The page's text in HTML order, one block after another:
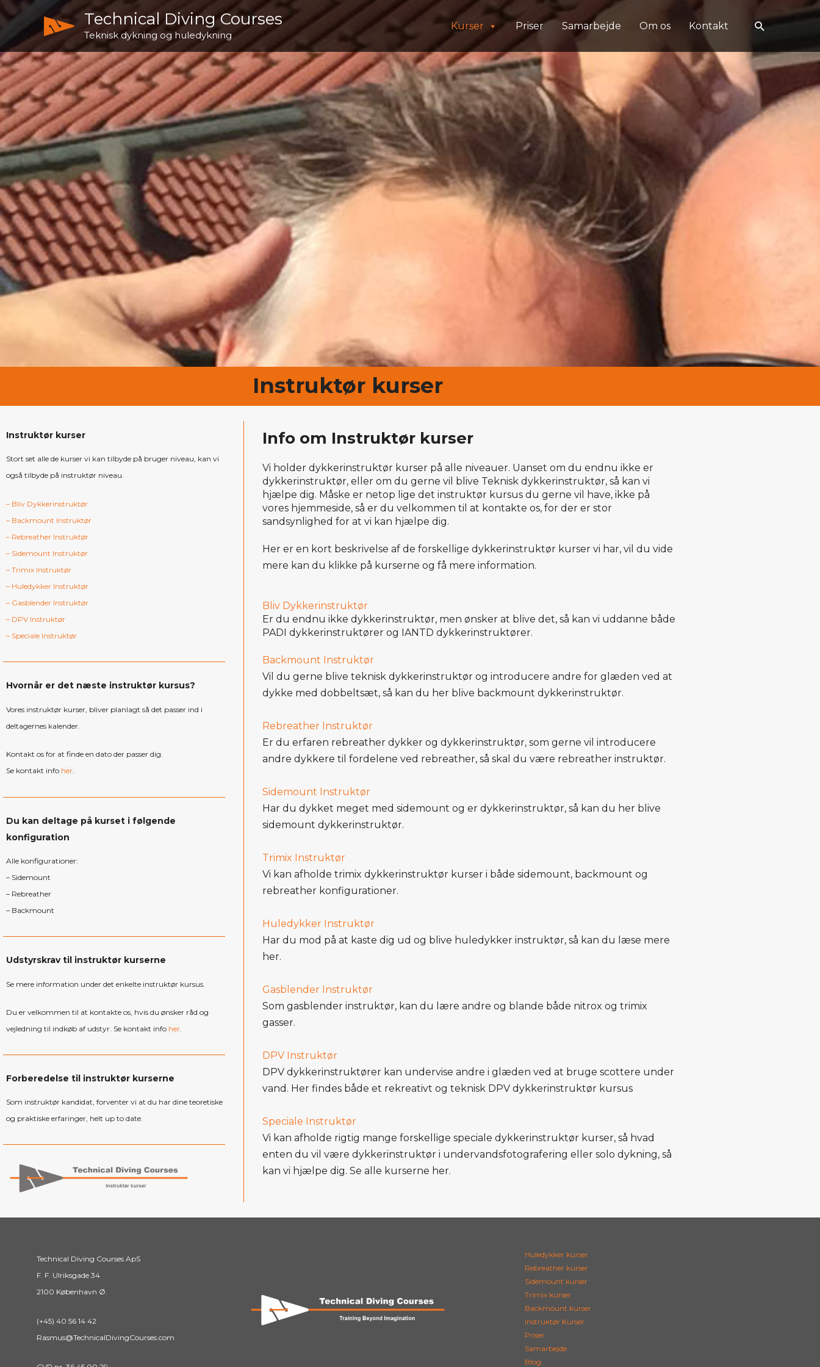
Technical Diving Courses
Teknisk dykning og huledykning
Kurser Priser Samarbejde Om os Kontakt
Instruktør kurser
Instruktør kurser
Stort set alle de kurser vi kan tilbyde på bruger niveau, kan vi
også tilbyde på instruktør niveau.
– Bliv Dykkerinstruktør
– Backmount Instruktør
– Rebreather Instruktør
– Sidemount Instruktør
– Trimix Instruktør
– Huledykker Instruktør
– Gasblender Instruktør
– DPV Instruktør
– Speciale Instruktør
Hvornår er det næste instruktør kursus?
Vores instruktør kurser, bliver planlagt så det passer ind i
deltagernes kalender.
Kontakt os for at finde en dato der passer dig.
Se kontakt info her.
Du kan deltage på kurset i følgende
konfiguration
Alle konfigurationer:
– Sidemount
– Rebreather
– Backmount
Udstyrskrav til instruktør kurserne
Se mere information under det enkelte instruktør kursus.
Du er velkommen til at kontakte os, hvis du ønsker råd og
vejledning til indkøb af udstyr. Se kontakt info her
Forberedelse til instruktør kurserne
Som instruktør kandidat, forventer vi at du har dine teoretiske
og praktiske erfaringer, helt up to date.
Info om Instruktør kurser
Vi holder dykkerinstruktør kurser på alle niveauer. Uanset om du endnu ikke er
dykkerinstruktør, eller om du gerne vil blive Teknisk dykkerinstruktør, så kan vi
hjælpe dig. Måske er netop lige det instruktør kursus du gerne vil have, ikke på
vores hjemmeside, så er du velkommen til at kontakte os, for der er stor
sandsynlighed for at vi kan hjælpe dig.
Her er en kort beskrivelse af de forskellige dykkerinstruktør kurser vi har, vil du vide
mere kan du klikke på kurserne og få mere information.
Bliv Dykkerinstruktør
Er du endnu ikke dykkerinstruktør, men ønsker at blive det, så kan vi uddanne både
PADI dykkerinstruktører og IANTD dykkerinstruktører.
Backmount Instruktør
Vil du gerne blive teknisk dykkerinstruktør og introducere andre for glæden ved at
dykke med dobbeltsæt, så kan du her blive backmount dykkerinstruktør.
Rebreather Instruktør
Er du erfaren rebreather dykker og dykkerinstruktør, som gerne vil introducere
andre dykkere til fordelene ved rebreather, så skal du være rebreather instruktør.
Sidemount Instruktør
Har du dykket meget med sidemount og er dykkerinstruktør, så kan du her blive
sidemount dykkerinstruktør.
Trimix Instruktør
Vi kan afholde trimix dykkerinstruktør kurser i både sidemount, backmount og
rebreather konfigurationer.
Huledykker Instruktør
Har du mod på at kaste dig ud og blive huledykker instruktør, så kan du læse mere
her.
Gasblender Instruktør
Som gasblender instruktør, kan du lære andre og blande både nitrox og trimix
gasser.
DPV Instruktør
DPV dykkerinstruktører kan undervise andre i glæden ved at bruge scottere under
vand. Her findes både et rekreativt og teknisk DPV dykkerinstruktør kursus
Speciale Instruktør
Vi kan afholde rigtig mange forskellige speciale dykkerinstruktør kurser, så hvad
enten du vil være dykkerinstruktør i undervandsfotografering eller solo dykning, så
kan vi hjælpe dig. Se alle kurserne her.
Technical Diving Courses ApS
F. F. Ulriksgade 34
2100 København Ø.
(+45) 40 56 14 42
Rasmus@TechnicalDivingCourses.com
Huledykker kurser
Rebreather kurser
Sidemount kurser
Trimix kurser
Backmount kurser
Instruktør Kurser
Priser
Samarbejde
Blog